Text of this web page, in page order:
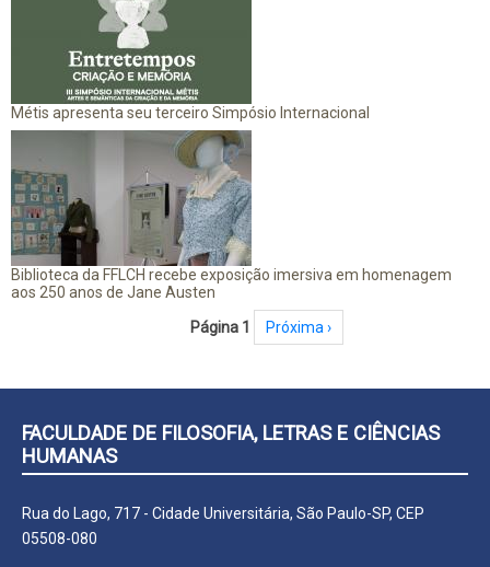
Métis apresenta seu terceiro Simpósio Internacional
Biblioteca da FFLCH recebe exposição imersiva em homenagem
aos 250 anos de Jane Austen
Página 1 Próxima página
Próxima ›
FACULDADE DE FILOSOFIA, LETRAS E CIÊNCIAS
HUMANAS
Rua do Lago, 717 - Cidade Universitária, São Paulo-SP, CEP
05508-080